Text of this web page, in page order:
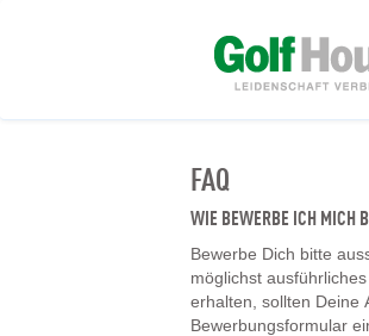
FAQ
WIE BEWERBE ICH MICH
Bewerbe Dich bitte
möglichst
erhalten, sollten Deine
Bewerbungsformular